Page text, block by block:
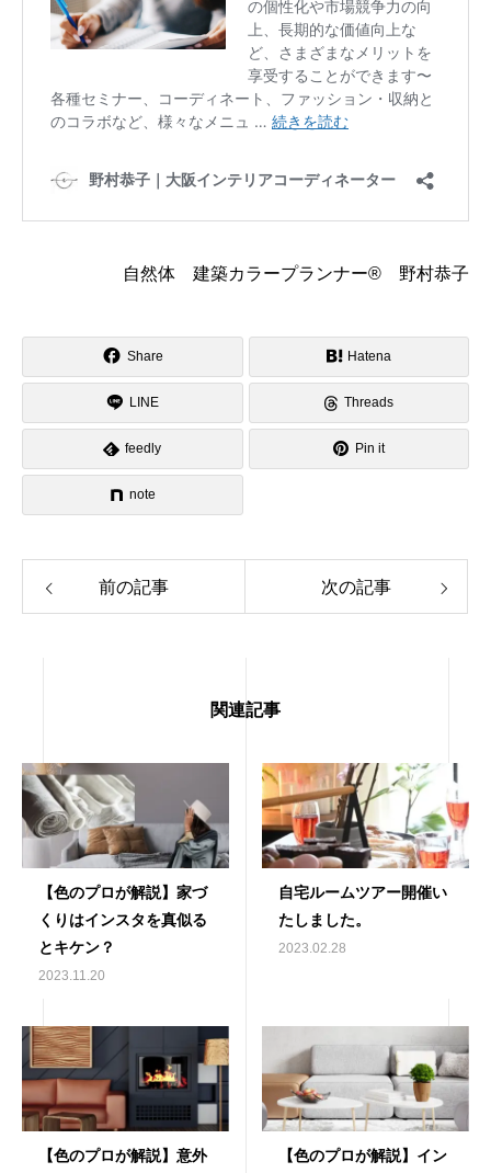
自然体 建築カラープランナー® 野村恭子
Share Hatena
LINE Threads
feedly Pin it
note
前の記事 次の記事
関連記事
【色のプロが解説】家づ
くりはインスタを真似る
とキケン？
2023.11.20
自宅ルームツアー開催い
たしました。
2023.02.28
【色のプロが解説】意外
【色のプロが解説】イン